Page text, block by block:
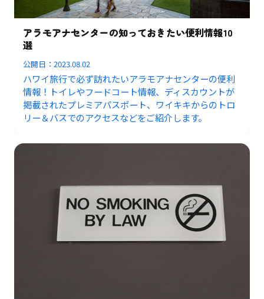
アラモアナセンターの知っておきたい便利情報10
選
公開日：2023.08.02
ハワイ旅行で必ず訪れたいアラモアナセンターの便利
情報！トイレやフードコート情報、ディスカウントが
掲載されたプレミアパスポート、ワイキキからのトロ
リー＆バスでのアクセスなどをご紹介します。